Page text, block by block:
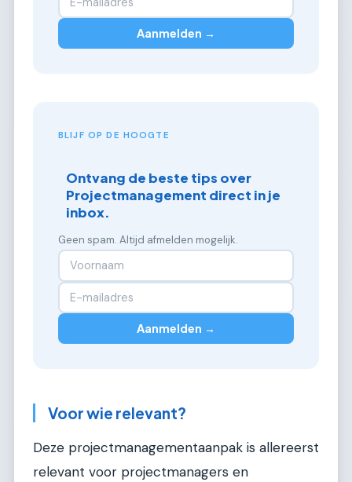
Aanmelden →
BLIJF OP DE HOOGTE
Ontvang de beste tips over
Projectmanagement direct in je
inbox.
Geen spam. Altijd afmelden mogelijk.
Aanmelden →
Voor wie relevant?
Deze projectmanagementaanpak is allereerst
relevant voor projectmanagers en